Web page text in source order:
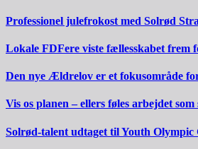
Professionel julefrokost med Solrød
Lokale FDFere viste fællesskabet frem
Den nye Ældrelov er et fokusområde
Vis os planen – ellers føles arbejdet som
Solrød-talent udtaget til Youth Olympic